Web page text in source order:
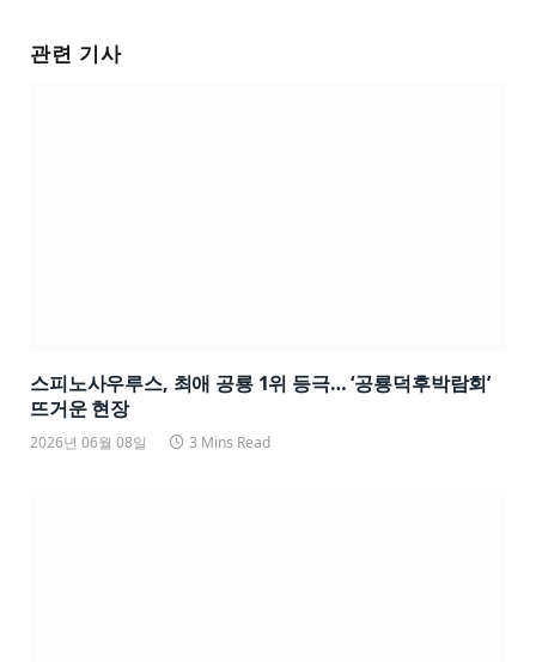
관련 기사
스피노사우루스, 최애 공룡 1위 등극… ‘공룡덕후박람회’
뜨거운 현장
2026년 06월 08일 3 Mins Read